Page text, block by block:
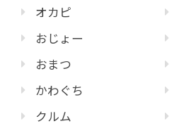
オカピ
おじょー
おまつ
かわぐち
クルム